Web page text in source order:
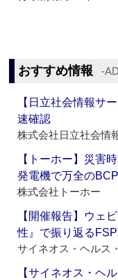
おすすめ情報
【日立社会情報サ
速確認
株式会社日立社会情
【トーホー】災害
発電機で万全の
株式会社トーホー
【開催報告】ウェ
性』で振り返る
サイネオス・ヘルス
【サイネオス・ヘ